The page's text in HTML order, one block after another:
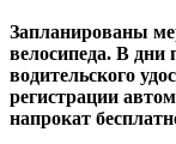
Запланированы
велосипеда. В дни
водительского
регистрации
напрокат